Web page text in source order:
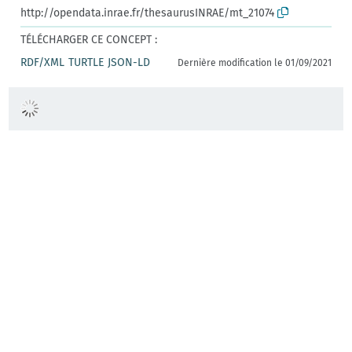
http://opendata.inrae.fr/thesaurusINRAE/mt_21074
TÉLÉCHARGER CE CONCEPT :
RDF/XML TURTLE JSON-LD Dernière modification le 01/09/2021